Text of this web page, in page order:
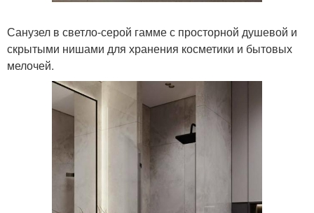
Санузел в светло-серой гамме с просторной душевой и
скрытыми нишами для хранения косметики и бытовых
мелочей.